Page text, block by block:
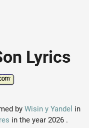
Lyrics
by Wisin y Yandel in
in the year 2026 .